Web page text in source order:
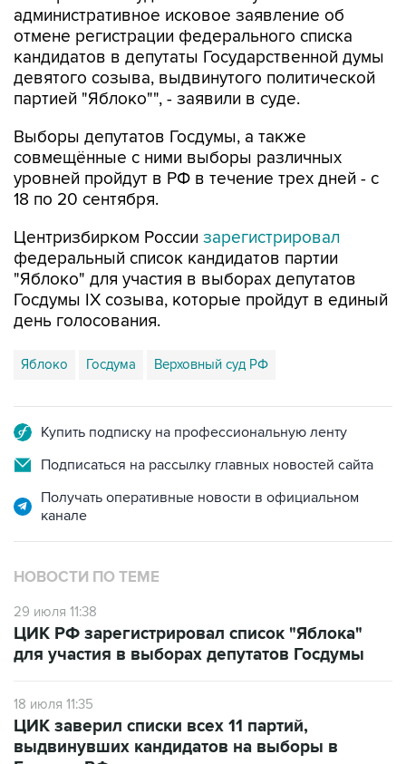
кандидатов в депутаты Государственной думы
девятого созыва, выдвинутого политической
партией "Яблоко"", - заявили в суде.
Выборы депутатов Госдумы, а также
уровней пройдут в РФ в течение трех дней - с
18 по 20 сентября.
Центризбирком России
"Яблоко" для участия в выборах депутатов
Госдумы IX созыва, которые пройдут в единый
день голосования.
Яблоко Госдума Верховный суд РФ
Подписаться на рассылку главных новостей сайта
Получать оперативные новости в официальном
НОВОСТИ ПО ТЕМЕ
29 июля 11:38
для участия в выборах депутатов Госдумы
18 июля 11:35
выдвинувших кандидатов на выборы в
Госдуму РФ